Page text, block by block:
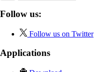
Follow us:
Follow us on Twitter
Applications